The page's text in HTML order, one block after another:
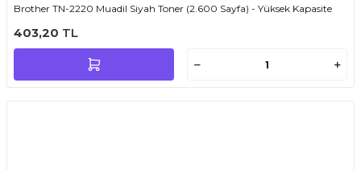
Brother TN-2220 Muadil Siyah Toner (2.600 Sayfa) - Yüksek Kapasite
403,20 TL